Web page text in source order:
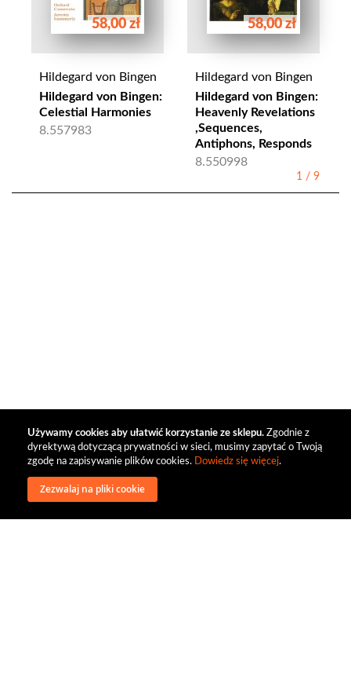
Używamy cookies aby ułatwić korzystanie ze sklepu. Zgodnie z
dyrektywą dotyczącą prywatności w sieci, musimy zapytać o Twoją
zgodę na zapisywanie plików cookies. Dowiedz się więcej.
Zezwalaj na pliki cookie
58,00 zł
Hildegard von Bingen
Hildegard von Bingen:
Celestial Harmonies
8.557983
58,00 zł
Hildegard von Bingen
Hildegard von Bingen:
Heavenly Revelations
,Sequences,
Antiphons, Responds
8.550998
1 / 9